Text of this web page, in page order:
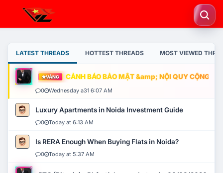
LATEST THREADS HOTTEST THREADS MOST VIEWED
VÀNG CẢNH BÁO BẢO MẬT &amp; NỘI QUY CỘNG
0 Wednesday a31 6:07 AM
Luxury Apartments in Noida Investment Guide
0 Today at 6:13 AM
Is RERA Enough When Buying Flats in Noida?
0 Today at 5:37 AM